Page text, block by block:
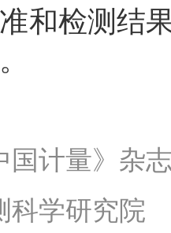
和检测结
计量》杂
科学研究院